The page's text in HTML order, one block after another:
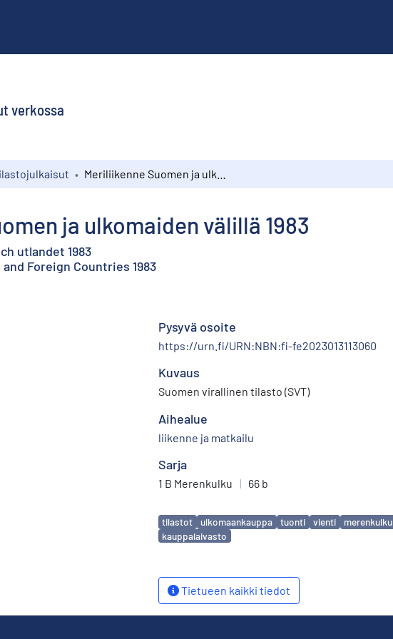
verkossa
ja ulkomaiden välillä 1983
utlandet 1983
Foreign Countries 1983
Pysyvä osoite
https://urn.fi/URN:NBN:fi-fe2023013113060
Kuvaus
Suomen virallinen tilasto (SVT)
Aihealue
liikenne ja matkailu
Sarja
1 B Merenkulku | 66 b
Avainsanat
tilastot ulkomaankauppa tuonti vienti merenkulku
kauppalaivasto
Tietueen kaikki tiedot